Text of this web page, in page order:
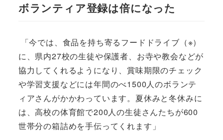
ボランティア登録は倍になった
「今では、食品を持ち寄るフードドライブ（※）
に、県内27校の生徒や保護者、お寺や教会などが
協力してくれるようになり、賞味期限のチェック
や学習支援などには年間のべ1500人のボランテ
ィアさんがかかわっています。夏休みと冬休みに
は、高校の体育館で200人の生徒さんたちが600
世帯分の箱詰めを手伝ってくれます」